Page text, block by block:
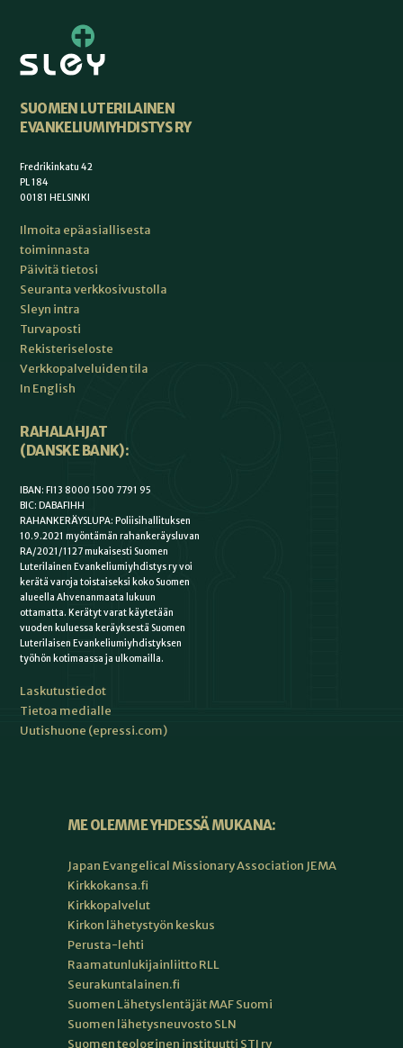
SUOMEN LUTERILAINEN
EVANKELIUMIYHDISTYS RY
Fredrikinkatu 42
PL 184
00181 HELSINKI
Ilmoita epäasiallisesta
toiminnasta
Päivitä tietosi
Seuranta verkkosivustolla
Sleyn intra
Turvaposti
Rekisteriseloste
Verkkopalveluiden tila
In English
RAHALAHJAT
(DANSKE BANK):
IBAN: FI13 8000 1500 7791 95
BIC: DABAFIHH
RAHANKERÄYSLUPA: Poliisihallituksen
10.9.2021 myöntämän rahankeräysluvan
RA/2021/1127 mukaisesti Suomen
Luterilainen Evankeliumiyhdistys ry voi
kerätä varoja toistaiseksi koko Suomen
alueella Ahvenanmaata lukuun
ottamatta. Kerätyt varat käytetään
vuoden kuluessa keräyksestä Suomen
Luterilaisen Evankeliumiyhdistyksen
työhön kotimaassa ja ulkomailla.
Laskutustiedot
Tietoa medialle
Uutishuone (epressi.com)
ME OLEMME YHDESSÄ MUKANA:
Japan Evangelical Missionary Association JEMA
Kirkkokansa.fi
Kirkkopalvelut
Kirkon lähetystyön keskus
Perusta-lehti
Raamatunlukijainliitto RLL
Seurakuntalainen.fi
Suomen Lähetyslentäjät MAF Suomi
Suomen lähetysneuvosto SLN
Suomen teologinen instituutti STI ry